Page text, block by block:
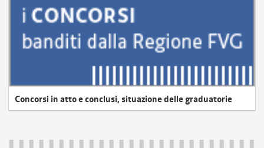
Concorsi in atto e conclusi, situazione delle graduatorie